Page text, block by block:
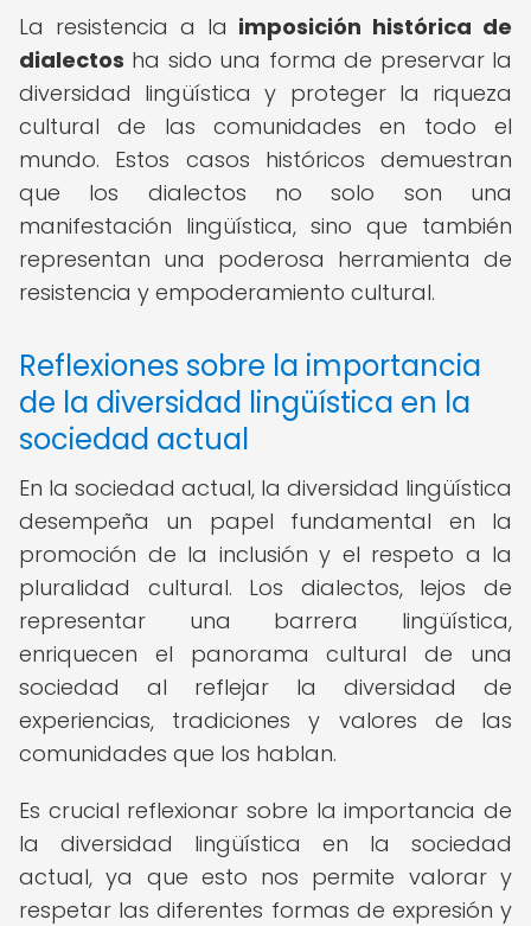
La resistencia a la imposición histórica de
dialectos ha sido una forma de preservar la
diversidad lingüística y proteger la riqueza
cultural de las comunidades en todo el
mundo. Estos casos históricos demuestran
que los dialectos no solo son una
manifestación lingüística, sino que también
representan una poderosa herramienta de
resistencia y empoderamiento cultural.
Reflexiones sobre la importancia
de la diversidad lingüística en la
sociedad actual
En la sociedad actual, la diversidad lingüística
desempeña un papel fundamental en la
promoción de la inclusión y el respeto a la
pluralidad cultural. Los dialectos, lejos de
representar una barrera lingüística,
enriquecen el panorama cultural de una
sociedad al reflejar la diversidad de
experiencias, tradiciones y valores de las
comunidades que los hablan.
Es crucial reflexionar sobre la importancia de
la diversidad lingüística en la sociedad
actual, ya que esto nos permite valorar y
respetar las diferentes formas de expresión y